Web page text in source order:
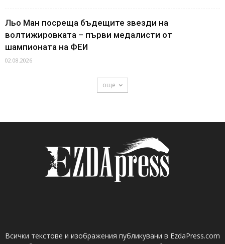
Льо Ман посреща бъдещите звезди на
волтижировката – първи медалисти от
шампионата на ФЕИ
02.08.2026
още
Всички текстове и изображения публикувани в EzdaPress.com